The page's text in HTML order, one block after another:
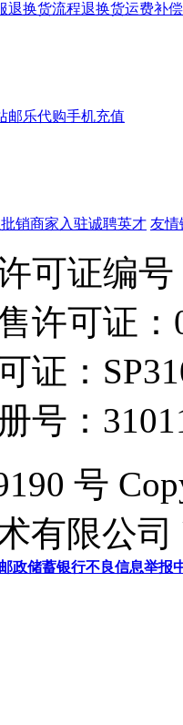
退换货流程退换货运费补
邮乐代购手机充值
批销商家入驻诚聘英才 友情
可证编
许可证：
证：
号：
号
有限公司
政储蓄银行不良信息举报